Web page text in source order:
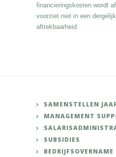
financieringskosten wordt
voorziet niet in een
aftrekbaarheid.
SAMENSTELLEN
MANAGEMENT
SUBSIDIES
BEDRIJFSOVERNAME